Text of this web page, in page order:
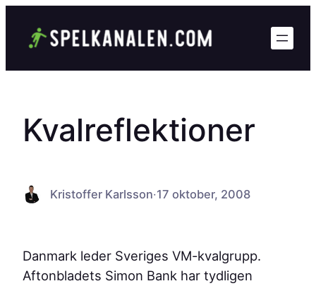
Kvalreflektioner
Kristoffer Karlsson·17 oktober, 2008
Danmark leder Sveriges VM-kvalgrupp.
Aftonbladets Simon Bank har tydligen